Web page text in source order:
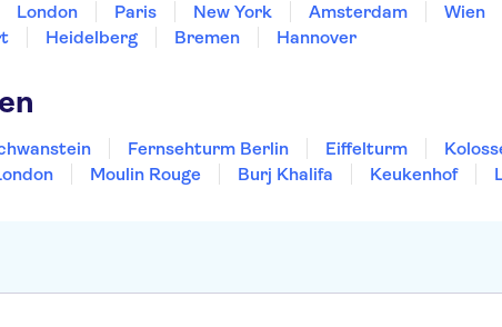
London Paris New York Amsterdam Wien
Heidelberg Bremen
Hannover
Fernsehturm Berlin Eiffelturm
Moulin Rouge Burj Khalifa Keukenhof